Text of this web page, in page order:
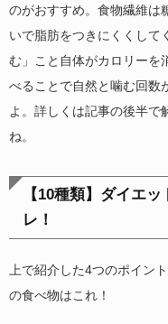
のがおすすめ。食物繊維は
いで脂肪をつきにくくして
む」こと自体がカロリーを
べることで自然と噛む回数
よ。詳しくは記事の後半で
ね。
【10種類】ダイエ
レ！
上で紹介した4つのポイン
の食べ物はこれ！